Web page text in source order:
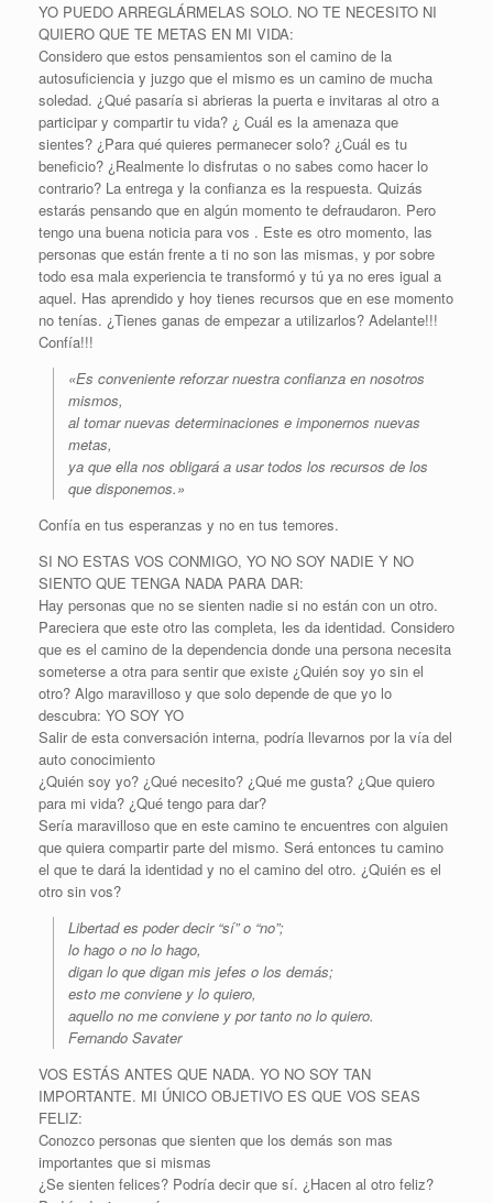
YO PUEDO ARREGLÁRMELAS SOLO. NO TE NECESITO NI
QUIERO QUE TE METAS EN MI VIDA:
Considero que estos pensamientos son el camino de la
autosuficiencia y juzgo que el mismo es un camino de mucha
soledad. ¿Qué pasaría si abrieras la puerta e invitaras al otro a
participar y compartir tu vida? ¿ Cuál es la amenaza que
sientes? ¿Para qué quieres permanecer solo? ¿Cuál es tu
beneficio? ¿Realmente lo disfrutas o no sabes como hacer lo
contrario? La entrega y la confianza es la respuesta. Quizás
estarás pensando que en algún momento te defraudaron. Pero
tengo una buena noticia para vos . Este es otro momento, las
personas que están frente a ti no son las mismas, y por sobre
todo esa mala experiencia te transformó y tú ya no eres igual a
aquel. Has aprendido y hoy tienes recursos que en ese momento
no tenías. ¿Tienes ganas de empezar a utilizarlos? Adelante!!!
Confía!!!
«Es conveniente reforzar nuestra confianza en nosotros
mismos,
al tomar nuevas determinaciones e imponernos nuevas
metas,
ya que ella nos obligará a usar todos los recursos de los
que disponemos.»
Confía en tus esperanzas y no en tus temores.
SI NO ESTAS VOS CONMIGO, YO NO SOY NADIE Y NO
SIENTO QUE TENGA NADA PARA DAR:
Hay personas que no se sienten nadie si no están con un otro.
Pareciera que este otro las completa, les da identidad. Considero
que es el camino de la dependencia donde una persona necesita
someterse a otra para sentir que existe ¿Quién soy yo sin el
otro? Algo maravilloso y que solo depende de que yo lo
descubra: YO SOY YO
Salir de esta conversación interna, podría llevarnos por la vía del
auto conocimiento
¿Quién soy yo? ¿Qué necesito? ¿Qué me gusta? ¿Que quiero
para mi vida? ¿Qué tengo para dar?
Sería maravilloso que en este camino te encuentres con alguien
que quiera compartir parte del mismo. Será entonces tu camino
el que te dará la identidad y no el camino del otro. ¿Quién es el
otro sin vos?
Libertad es poder decir “sí” o “no”;
lo hago o no lo hago,
digan lo que digan mis jefes o los demás;
esto me conviene y lo quiero,
aquello no me conviene y por tanto no lo quiero.
Fernando Savater
VOS ESTÁS ANTES QUE NADA. YO NO SOY TAN
IMPORTANTE. MI ÚNICO OBJETIVO ES QUE VOS SEAS
FELIZ:
Conozco personas que sienten que los demás son mas
importantes que si mismas
¿Se sienten felices? Podría decir que sí. ¿Hacen al otro feliz?